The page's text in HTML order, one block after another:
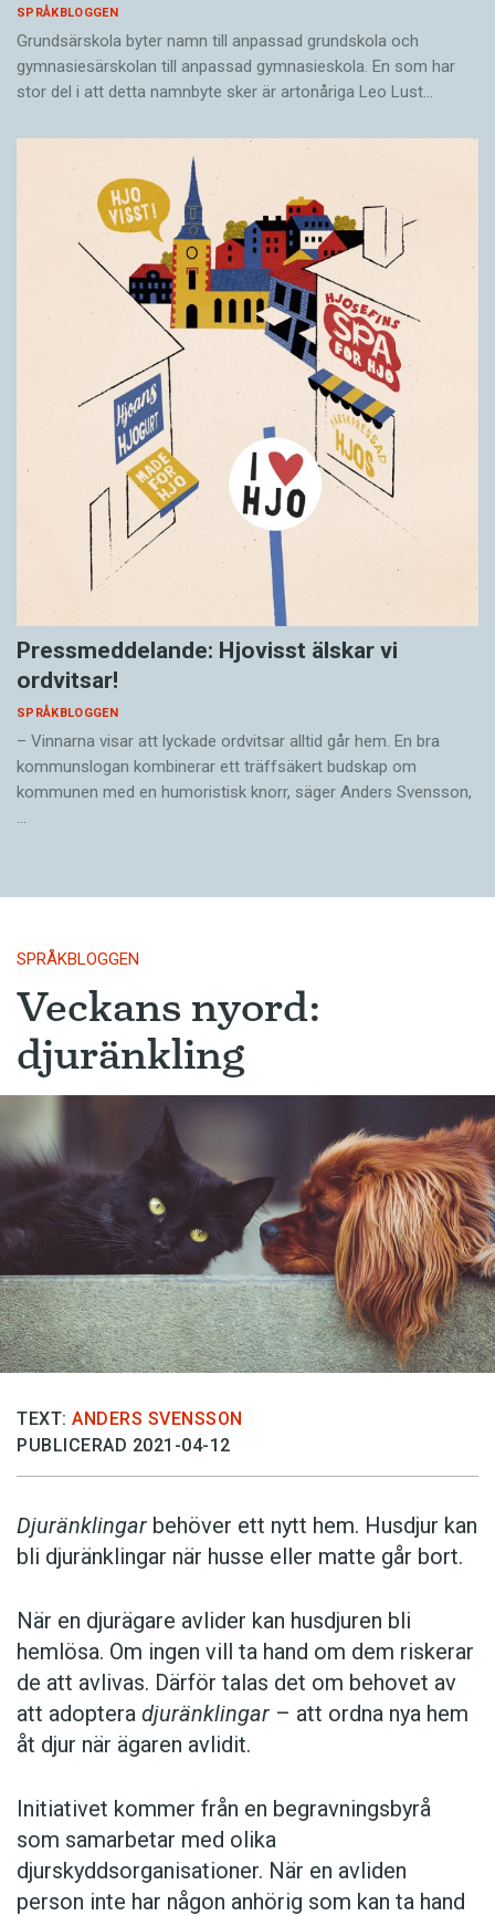
SPRÅKBLOGGEN
Grundsärskola byter namn till anpassad grundskola och
gymnasiesärskolan till anpassad gymnasieskola. En som har
stor del i att detta namnbyte sker är artonåriga Leo Lust…
Pressmeddelande: Hjovisst älskar vi
ordvitsar!
SPRÅKBLOGGEN
– Vinnarna visar att lyckade ordvitsar alltid går hem. En bra
kommunslogan kombinerar ett träffsäkert budskap om
kommunen med en humoristisk knorr, säger Anders Svensson,
…
SPRÅKBLOGGEN
Veckans nyord:
djuränkling
TEXT: ANDERS SVENSSON
PUBLICERAD 2021-04-12
Djuränklingar behöver ett nytt hem. Husdjur kan
bli djuränklingar när husse eller matte går bort.
När en djurägare avlider kan husdjuren bli
hemlösa. Om ingen vill ta hand om dem riskerar
de att avlivas. Därför talas det om behovet av
att adoptera djuränklingar – att ordna nya hem
åt djur när ägaren avlidit.
Initiativet kommer från en begravningsbyrå
som samarbetar med olika
djurskyddsorganisationer. När en avliden
person inte har någon anhörig som kan ta hand